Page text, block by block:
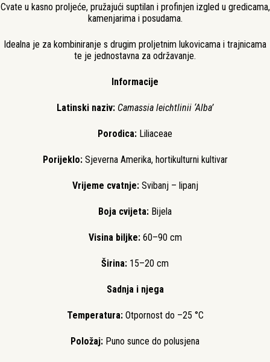
Cvate u kasno proljeće, pružajući suptilan i profinjen izgled u gredicama,
kamenjarima i posudama.
Idealna je za kombiniranje s drugim proljetnim lukovicama i trajnicama
te je jednostavna za održavanje.
Informacije
Latinski naziv: Camassia leichtlinii ‘Alba’
Porodica: Liliaceae
Porijeklo: Sjeverna Amerika, hortikulturni kultivar
Vrijeme cvatnje:Svibanj – lipanj
Boja cvijeta: Bijela
Visina biljke: 60–90 cm
Širina: 15–20 cm
Sadnja i njega
Temperatura: Otpornost do –25 °C
Položaj: Puno sunce do polusjena